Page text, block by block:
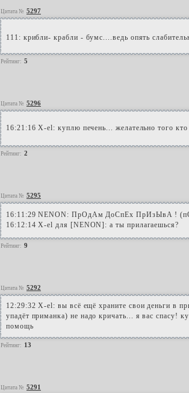
Цитата № 5297
111: крибли- крабли - бумс....ведь опять
Рейтинг: 5
Цитата № 5296
16:21:16 X-el: куплю печень... желательно того
Рейтинг: 2
Цитата № 5295
16:11:29 NENON: ПрОдАм ДоСпЕх ПрИзЫвА !
16:12:14 X-el для [NENON]: а ты прилагаешься?
Рейтинг: 9
Цитата № 5292
12:29:32 X-el: вы всё ещё храните свои деньги в
упадёт приманка) не надо кричать... я вас
помощь
Рейтинг: 13
Цитата № 5291